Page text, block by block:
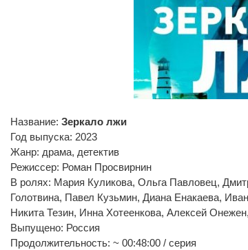
Название: Зеркало лжи
Год выпуска: 2023
Жанр: драма, детектив
Режиссер: Роман Просвирнин
В ролях: Мария Куликова, Ольга Павловец,
Голотвина, Павел Кузьмин, Диана Енакаева,
Никита Тезин, Инна Хотеенкова, Алексей
Выпущено: Россия
Продолжительность: ~ 00:48:00 / серия